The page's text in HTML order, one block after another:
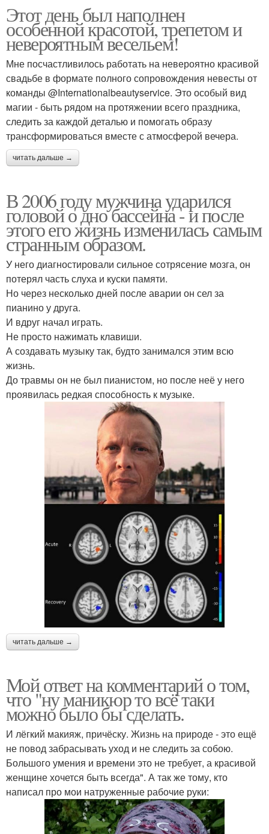
Этот день был наполнен
особенной красотой, трепетом и
невероятным весельем!
Мне посчастливилось работать на невероятно красивой
свадьбе в формате полного сопровождения невесты от
команды @Internationalbeautyservice. Это особый вид
магии - быть рядом на протяжении всего праздника,
следить за каждой деталью и помогать образу
трансформироваться вместе с атмосферой вечера.
читать дальше →
В 2006 году мужчина ударился
головой о дно бассейна - и после
этого его жизнь изменилась самым
странным образом.
У него диагностировали сильное сотрясение мозга, он
потерял часть слуха и куски памяти.
Но через несколько дней после аварии он сел за
пианино у друга.
И вдруг начал играть.
Не просто нажимать клавиши.
А создавать музыку так, будто занимался этим всю
жизнь.
До травмы он не был пианистом, но после неё у него
проявилась редкая способность к музыке.
читать дальше →
Мой ответ на комментарий о том,
что "ну маникюр то всё таки
можно было бы сделать.
И лёгкий макияж, причёску. Жизнь на природе - это ещё
не повод забрасывать уход и не следить за собою.
Большого умения и времени это не требует, а красивой
женщине хочется быть всегда". А так же тому, кто
написал про мои натруженные рабочие руки: